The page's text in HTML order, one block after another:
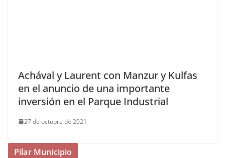
Achával y Laurent con Manzur y Kulfas
en el anuncio de una importante
inversión en el Parque Industrial
27 de octubre de 2021
Pilar Municipio